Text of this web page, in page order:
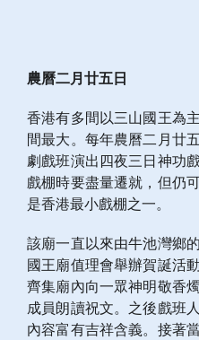
農曆二月廿五日
香港有多間以三山國王為
間最大。每年農曆二月廿
劇戲班演出四夜三日神功
戲棚時要盡量遷就，但仍
是香港最小戲棚之一。
該廟一直以來由牛池灣鄉
國王廟值理會舉辦賀誕活
齊集廟內向一眾神明敬香
成員朗讀祝文。之後戲班
內容富有吉祥含義。接著